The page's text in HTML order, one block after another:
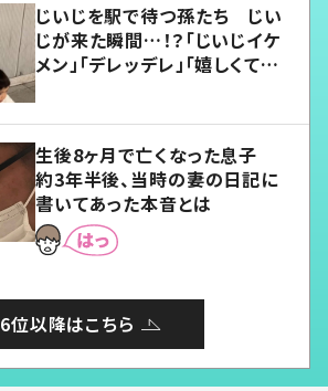
じいじを駅で待つ孫たち じい
じが来た瞬間…！？「じいじイケ
メン」「デレッデレ」「嬉しくて可
生後8ヶ月で亡くなった息子
約3年半後、当時の妻の日記に
書いてあった本音とは
6位以降はこちら